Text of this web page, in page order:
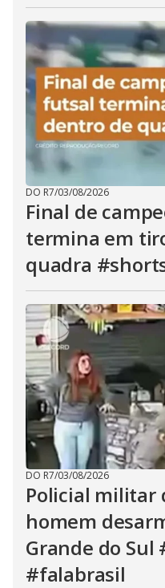
DO R7/03/08/2026
Final de
termina em
quadra
DO R7/03/08/2026
Policial militar
homem
Grande do Sul
#falabrasil